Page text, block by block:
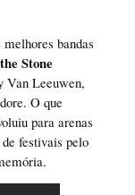
bandas
Stone
Van Leeuwen,
O que
para arenas
festivais pelo